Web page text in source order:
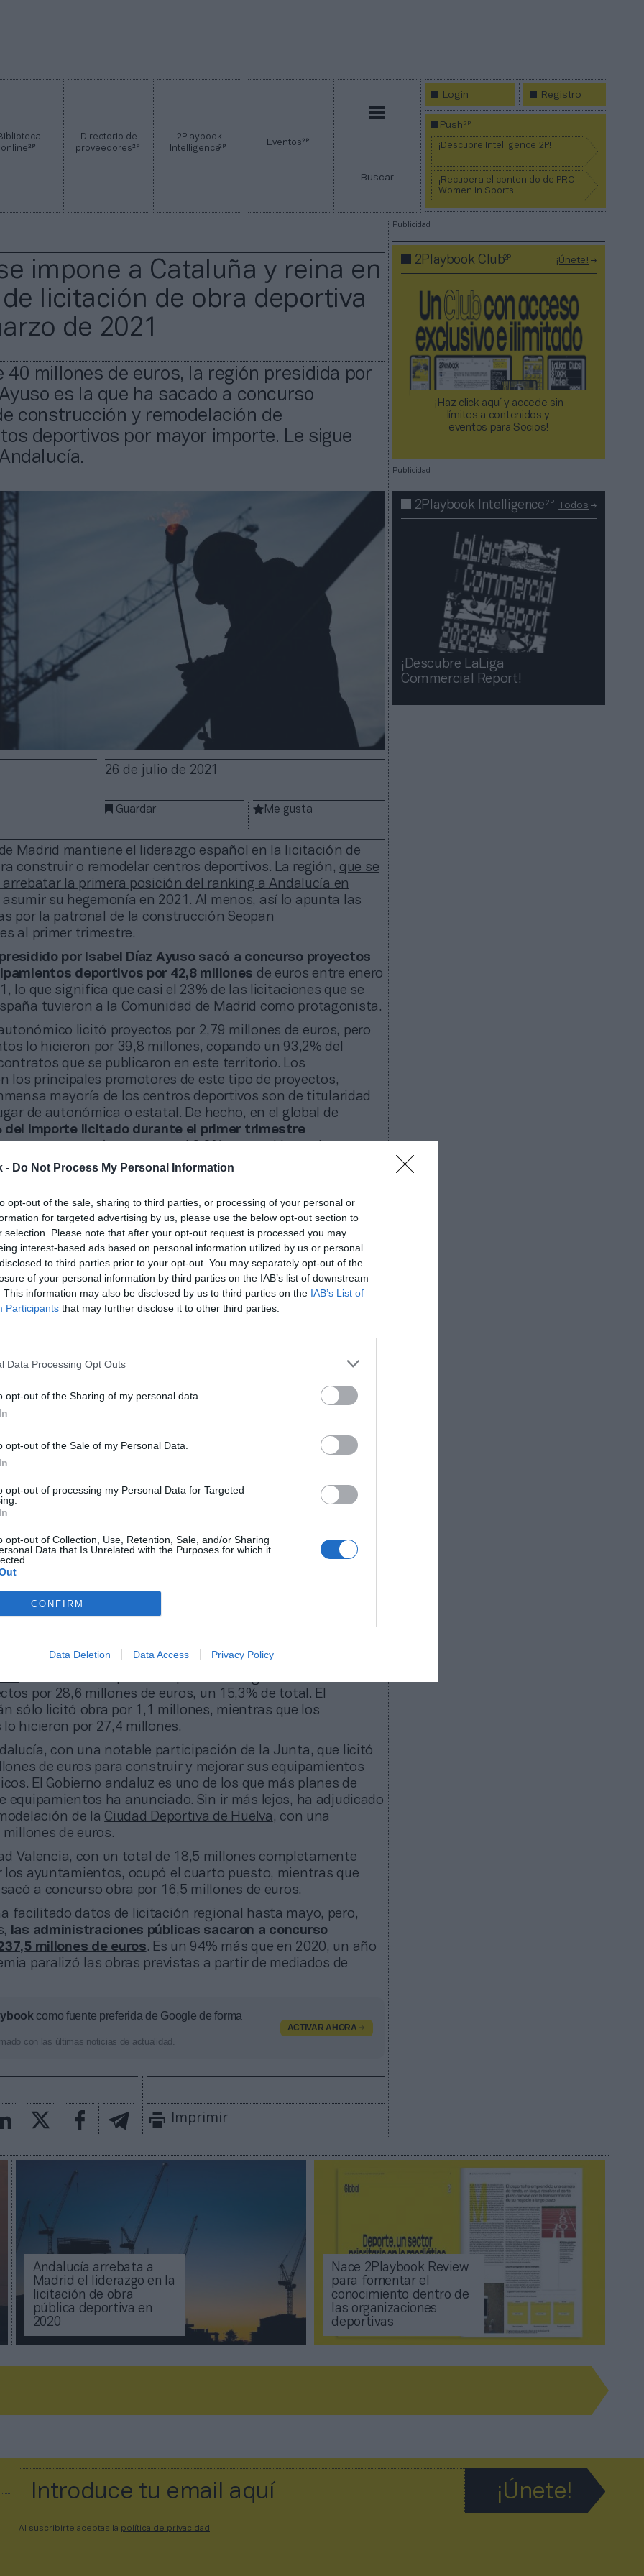
- Do Not Process My Personal Information
opt-out of the sale, sharing to third parties, or processing of your personal or
for targeted advertising by us, please use the below opt-out section to
selection. Please note that after your opt-out request is processed you may
interest-based ads based on personal information utilized by us or personal
to third parties prior to your opt-out. You may separately opt-out of the
of your personal information by third parties on the IAB’s list of downstream
This information may also be disclosed by us to third parties on the IAB’s List of
Participants that may further disclose it to other third parties.
Data Processing Opt Outs
opt-out of the Sharing of my personal data.
opt-out of the Sale of my Personal Data.
opt-out of processing my Personal Data for Targeted
opt-out of Collection, Use, Retention, Sale, and/or Sharing
Data that Is Unrelated with the Purposes for which it
CONFIRM
Data Deletion Data Access Privacy Policy
online2P
Directorio de
proveedores2P
2Playbook
Intelligence2P Eventos2P
Buscar
Login Registro
Push2P
¡Descubre Intelligence 2P!
¡Recupera el contenido de PRO
Women in Sports!
impone a Cataluña y reina en
licitación de obra deportiva
de 2021
40 millones de euros, la región presidida por
es la que ha sacado a concurso
construcción y remodelación de
deportivos por mayor importe. Le sigue
26 de julio de 2021
Guardar Me gusta
Madrid mantiene el liderazgo español en la licitación de
construir o remodelar centros deportivos. La región, que se
arrebatar la primera posición del ranking a Andalucía en
su hegemonía en 2021. Al menos, así lo apunta las
por la patronal de la construcción Seopan
al primer trimestre.
por Isabel Díaz Ayuso sacó a concurso proyectos
deportivos por 42,8 millones de euros entre enero
lo que significa que casi el 23% de las licitaciones que se
tuvieron a la Comunidad de Madrid como protagonista.
licitó proyectos por 2,79 millones de euros, pero
lo hicieron por 39,8 millones, copando un 93,2% del
que se publicaron en este territorio. Los
los principales promotores de este tipo de proyectos,
mayoría de los centros deportivos son de titularidad
de autonómica o estatal. De hecho, en el global de
del importe licitado durante el primer trimestre
El Estado apenas representó un 0,2%.
del ranking durante la última década,con excepción de en
por 28,6 millones de euros, un 15,3% de total. El
sólo licitó obra por 1,1 millones, mientras que los
hicieron por 27,4 millones.
con una notable participación de la Junta, que licitó
de euros para construir y mejorar sus equipamientos
El Gobierno andaluz es uno de los que más planes de
equipamientos ha anunciado. Sin ir más lejos, ha adjudicado
de la Ciudad Deportiva de Huelva , con una
de euros.
Valencia, con un total de 18,5 millones completamente
los ayuntamientos, ocupó el cuarto puesto, mientras que
a concurso obra por 16,5 millones de euros.
facilitado datos de licitación regional hasta mayo, pero,
las administraciones públicas sacaron a concurso
millones de euros. Es un 94% más que en 2020, un año
paralizó las obras previstas a partir de mediados de
como fuente preferida de Google de forma
con las últimas noticias de actualidad.
ACTIVAR AHORA
Imprimir
Publicidad
2Playbook Club2P ¡Únete!
¡Haz click aquí y accede sin
límites a contenidos y
eventos para Socios!​​​​​​​
Publicidad
2Playbook Intelligence2P Todos
¡Descubre LaLiga
Commercial Report!​​
Andalucía arrebata a
Madrid el liderazgo en la
licitación de obra
pública deportiva en
2020
Nace 2Playbook Review
para fomentar el
conocimiento dentro de
las organizaciones
deportivas
Al suscribirte aceptas la política de privacidad